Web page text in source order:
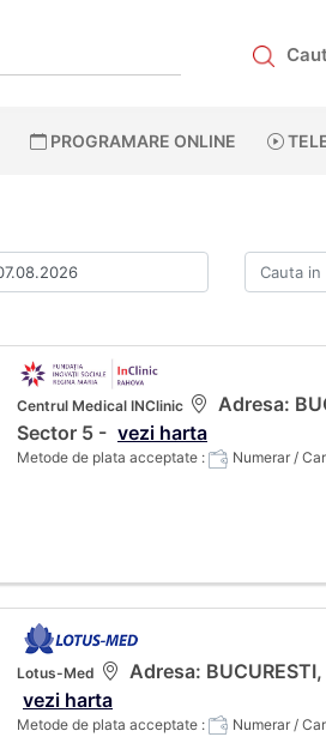
PROGRAMARE ONLINE
Centrul Medical INClinic
Adresa:
Sector 5 - vezi harta
Metode de plata acceptate : Numerar /
Lotus-Med
Adresa:
vezi harta
Metode de plata acceptate : Numerar /